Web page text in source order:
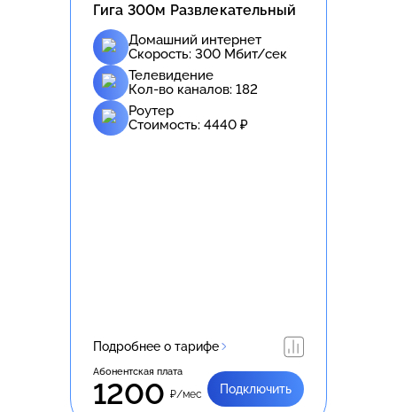
Гига 300м Развлекательный
Домашний интернет
Скорость: 300 Мбит/сек
Телевидение
Кол-во каналов: 182
Роутер
Стоимость: 4440 ₽
Подробнее о тарифе
Абонентская плата
1200 ₽/мес Подключить